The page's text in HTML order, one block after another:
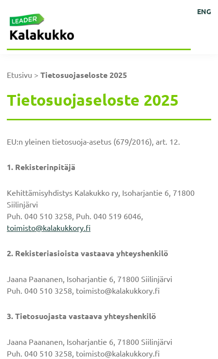
ENG
pääsisältöön
ensisijaiseen
sivupalkkiin
alatunnisteeseen
päävalikkoon
Kalakukko
ry
kokoisille
ideoille!
Etusivu > Tietosuojaseloste 2025
Tietosuojaseloste 2025
EU:n yleinen tietosuoja-asetus (679/2016), art. 12.
1. Rekisterinpitäjä
Kehittämisyhdistys Kalakukko ry, Isoharjantie 6, 71800
Siilinjärvi
Puh. 040 510 3258, Puh. 040 519 6046,
toimisto@kalakukkory.fi
2. Rekisteriasioista vastaava yhteyshenkilö
Jaana Paananen, Isoharjantie 6, 71800 Siilinjärvi
Puh. 040 510 3258, toimisto@kalakukkory.fi
3. Tietosuojasta vastaava yhteyshenkilö
Jaana Paananen, Isoharjantie 6, 71800 Siilinjärvi
Puh. 040 510 3258, toimisto@kalakukkory.fi